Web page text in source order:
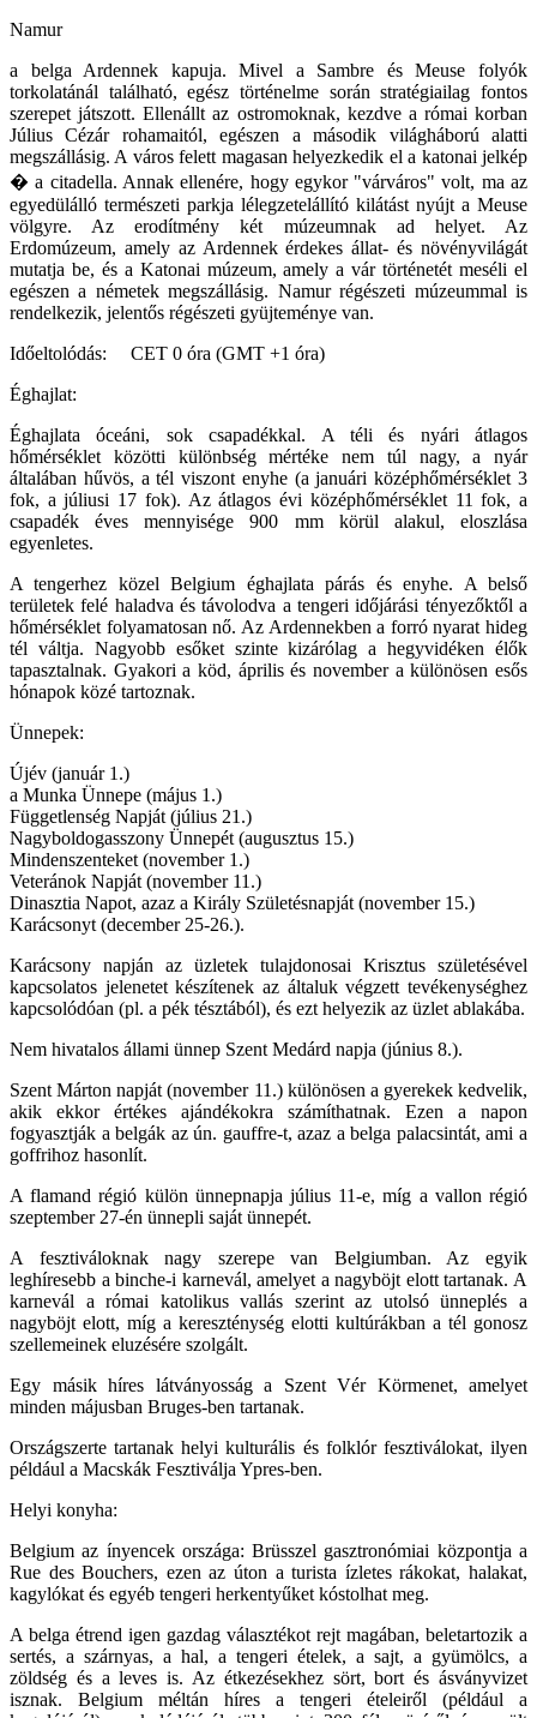
Namur
a belga Ardennek kapuja. Mivel a Sambre és Meuse folyók
torkolatánál található, egész történelme során stratégiailag fontos
szerepet játszott. Ellenállt az ostromoknak, kezdve a római korban
Július Cézár rohamaitól, egészen a második világháború alatti
megszállásig. A város felett magasan helyezkedik el a katonai jelkép
� a citadella. Annak ellenére, hogy egykor "várváros" volt, ma az
egyedülálló természeti parkja lélegzetelállító kilátást nyújt a Meuse
völgyre. Az erodítmény két múzeumnak ad helyet. Az
Erdomúzeum, amely az Ardennek érdekes állat- és növényvilágát
mutatja be, és a Katonai múzeum, amely a vár történetét meséli el
egészen a németek megszállásig. Namur régészeti múzeummal is
rendelkezik, jelentős régészeti gyüjteménye van.
Időeltolódás: CET 0 óra (GMT +1 óra)
Éghajlat:
Éghajlata óceáni, sok csapadékkal. A téli és nyári átlagos
hőmérséklet közötti különbség mértéke nem túl nagy, a nyár
általában hűvös, a tél viszont enyhe (a januári középhőmérséklet 3
fok, a júliusi 17 fok). Az átlagos évi középhőmérséklet 11 fok, a
csapadék éves mennyisége 900 mm körül alakul, eloszlása
egyenletes.
A tengerhez közel Belgium éghajlata párás és enyhe. A belső
területek felé haladva és távolodva a tengeri időjárási tényezőktől a
hőmérséklet folyamatosan nő. Az Ardennekben a forró nyarat hideg
tél váltja. Nagyobb esőket szinte kizárólag a hegyvidéken élők
tapasztalnak. Gyakori a köd, április és november a különösen esős
hónapok közé tartoznak.
Ünnepek:
Újév (január 1.)
a Munka Ünnepe (május 1.)
Függetlenség Napját (július 21.)
Nagyboldogasszony Ünnepét (augusztus 15.)
Mindenszenteket (november 1.)
Veteránok Napját (november 11.)
Dinasztia Napot, azaz a Király Születésnapját (november 15.)
Karácsonyt (december 25-26.).
Karácsony napján az üzletek tulajdonosai Krisztus születésével
kapcsolatos jelenetet készítenek az általuk végzett tevékenységhez
kapcsolódóan (pl. a pék tésztából), és ezt helyezik az üzlet ablakába.
Nem hivatalos állami ünnep Szent Medárd napja (június 8.).
Szent Márton napját (november 11.) különösen a gyerekek kedvelik,
akik ekkor értékes ajándékokra számíthatnak. Ezen a napon
fogyasztják a belgák az ún. gauffre-t, azaz a belga palacsintát, ami a
goffrihoz hasonlít.
A flamand régió külön ünnepnapja július 11-e, míg a vallon régió
szeptember 27-én ünnepli saját ünnepét.
A fesztiváloknak nagy szerepe van Belgiumban. Az egyik
leghíresebb a binche-i karnevál, amelyet a nagyböjt elott tartanak. A
karnevál a római katolikus vallás szerint az utolsó ünneplés a
nagyböjt elott, míg a kereszténység elotti kultúrákban a tél gonosz
szellemeinek eluzésére szolgált.
Egy másik híres látványosság a Szent Vér Körmenet, amelyet
minden májusban Bruges-ben tartanak.
Országszerte tartanak helyi kulturális és folklór fesztiválokat, ilyen
például a Macskák Fesztiválja Ypres-ben.
Helyi konyha:
Belgium az ínyencek országa: Brüsszel gasztronómiai központja a
Rue des Bouchers, ezen az úton a turista ízletes rákokat, halakat,
kagylókat és egyéb tengeri herkentyűket kóstolhat meg.
A belga étrend igen gazdag választékot rejt magában, beletartozik a
sertés, a szárnyas, a hal, a tengeri ételek, a sajt, a gyümölcs, a
zöldség és a leves is. Az étkezésekhez sört, bort és ásványvizet
isznak. Belgium méltán híres a tengeri ételeiről (például a